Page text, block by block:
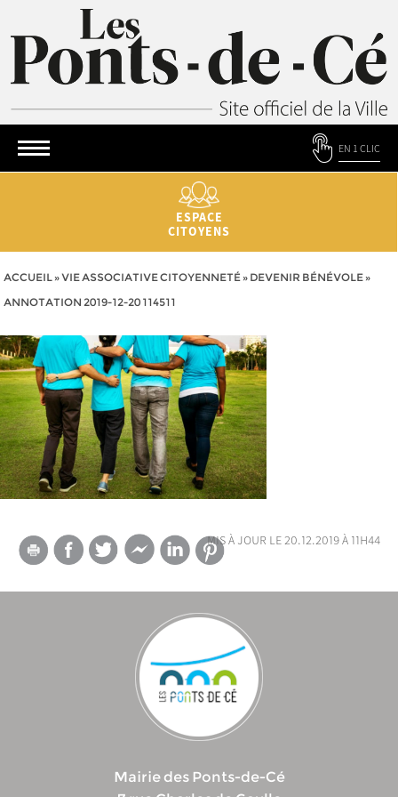
EN 1 CLIC
ESPACE
CITOYENS
ACCUEIL»VIE ASSOCIATIVE CITOYENNETÉ» DEVENIR BÉNÉVOLE»
ANNOTATION 2019-12-20 114511
mis à jour le 20.12.2019 à 11h44
Mairie des Ponts-de-Cé